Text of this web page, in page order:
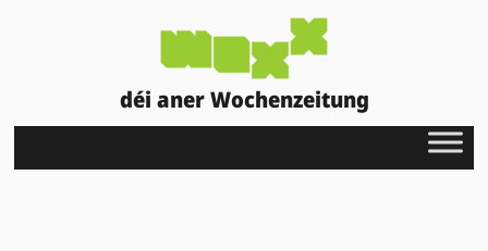
déi aner Wochenzeitung